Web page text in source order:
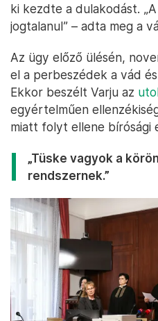
ki kezdte a dulakodást.
jogtalanul” – adta meg a
Az ügy előző ülésén,
el a perbeszédek a vád
Ekkor beszélt Varju az
egyértelműen
miatt folyt ellene bírósági
„Tüske vagyok a
rendszernek.”